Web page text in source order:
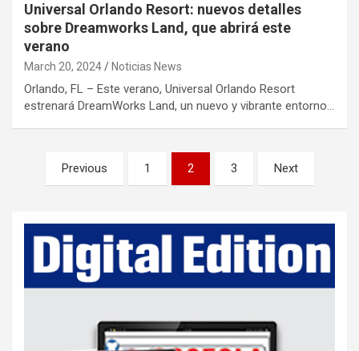
Universal Orlando Resort: nuevos detalles
sobre Dreamworks Land, que abrirá este
verano
March 20, 2024 Noticias News
Orlando, FL – Este verano, Universal Orlando Resort
estrenará DreamWorks Land, un nuevo y vibrante entorno…
Previous 1 2 3 Next